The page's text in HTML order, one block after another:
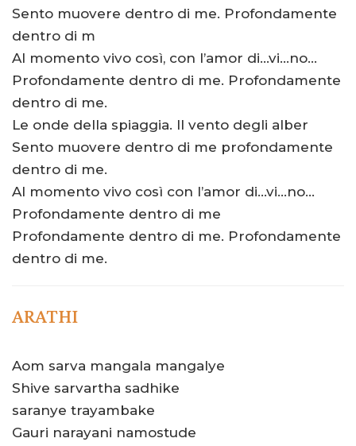
Sento muovere dentro di me. Profondamente
dentro di m
Al momento vivo così, con l’amor di…vi…no…
Profondamente dentro di me. Profondamente
dentro di me.
Le onde della spiaggia. Il vento degli alber
Sento muovere dentro di me profondamente
dentro di me.
Al momento vivo così con l’amor di…vi…no…
Profondamente dentro di me
Profondamente dentro di me. Profondamente
dentro di me.
ARATHI
Aom sarva mangala mangalye
Shive sarvartha sadhike
saranye trayambake
Gauri narayani namostude